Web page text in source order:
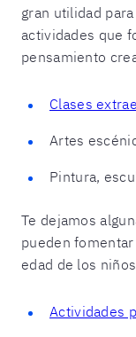
gran utilidad
actividades que
pensamiento
Clases
Artes
Pintura,
Te dejamos
pueden
edad de los
Actividades